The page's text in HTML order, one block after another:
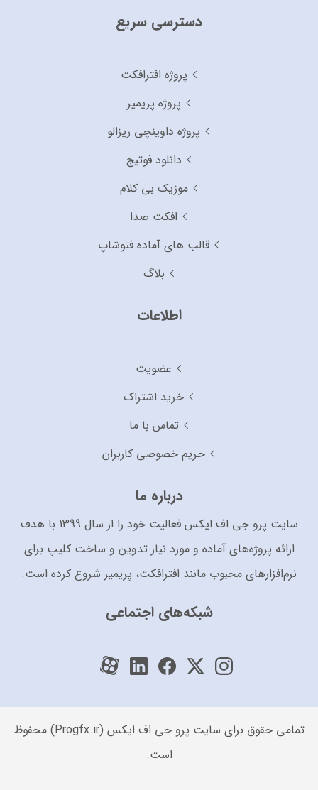
دسترسی سریع
پروژه افترافکت
پروژه پریمیر
پروژه داوینچی ریزالو
دانلود فوتیج
موزیک بی کلام
افکت صدا
قالب های آماده فتوشاپ
بلاگ
اطلاعات
عضویت
خرید اشتراک
تماس با ما
حریم خصوصی کاربران
درباره ما
سایت پرو جی اف ایکس فعالیت خود را از سال 1399 با هدف
ارائه پروژه‌های آماده و مورد نیاز تدوین و ساخت کلیپ برای
نرم‌افزارهای محبوب مانند افترافکت، پریمیر شروع کرده است.
شبکه‌های اجتماعی
تمامی حقوق برای سایت پرو جی اف ایکس (Progfx.ir) محفوظ
است.